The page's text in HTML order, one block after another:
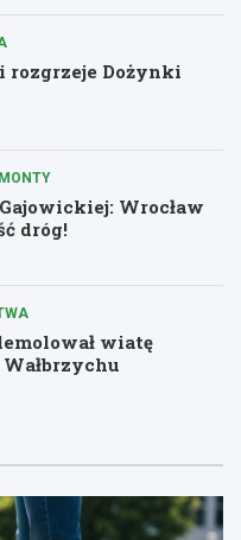
rozgrzeje Dożynki
Wrocław
dróg!
wiatę